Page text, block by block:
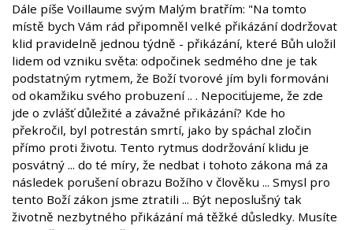
Dále píše Voillaume svým Malým bratřím: "Na tomto
místě bych Vám rád připomněl velké přikázání dodržovat
klid pravidelně jednou týdně - přikázání, které Bůh uložil
lidem od vzniku světa: odpočinek sedmého dne je tak
podstatným rytmem, že Boží tvorové jím byli formováni
od okamžiku svého probuzení .. . Nepociťujeme, že zde
jde o zvlášť důležité a závažné přikázání? Kde ho
překročil, byl potrestán smrtí, jako by spáchal zločin
přímo proti životu. Tento rytmus dodržování klidu je
posvátný ... do té míry, že nedbat i tohoto zákona má za
následek porušení obrazu Božího v člověku ... Smysl pro
tento Boží zákon jsme ztratili ... Být neposlušný tak
životně nezbytného přikázání má těžké důsledky. Musíte